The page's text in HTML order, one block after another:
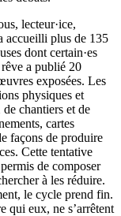
lecteur·ice,
accueilli plus de 135
dont certain·es
a publié 20
exposées. Les
physiques et
chantiers et de
cartes
façons de produire
Cette tentative
de composer
à les réduire.
le cycle prend fin.
qui eux, ne s’arrêtent